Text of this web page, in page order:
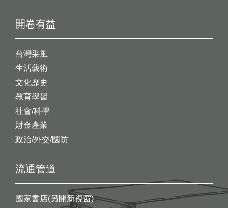
開卷有益
台灣采風
生活藝術
文化歷史
教育學習
社會/科學
財金產業
政治/外交/國防
流通管道
國家書店(另開新視窗)